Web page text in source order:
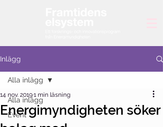
Inlägg
Alla inlägg
Event
Alla inlägg
Energimyndigheten söker
14 nov. 20191 min läsning